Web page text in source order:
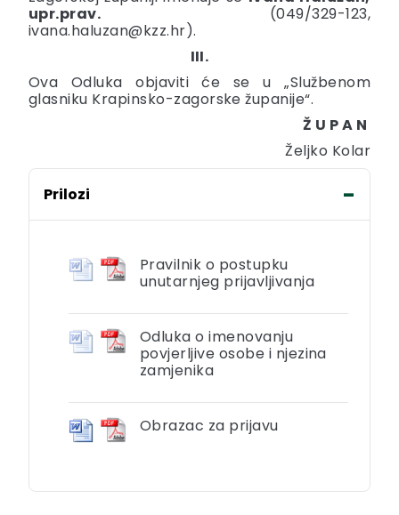
upr.prav. (049/329-123,
ivana.haluzan@kzz.hr).
III.
Ova Odluka objaviti će se u „Službenom
glasniku Krapinsko-zagorske županije“.
Ž U P A N
Željko Kolar
Prilozi
Pravilnik o postupku
unutarnjeg prijavljivanja
Odluka o imenovanju
povjerljive osobe i njezina
zamjenika
Obrazac za prijavu